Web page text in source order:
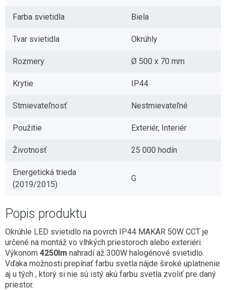
Farba svietidla Biela
Tvar svietidla Okrúhly
Rozmery Ø 500 x 70 mm
Krytie IP44
Stmievateľnosť Nestmievateľné
Použitie Exteriér, Interiér
Životnosť 25 000 hodín
Energetická trieda
(2019/2015)
G
Popis produktu
Okrúhle LED svietidlo na povrch IP44 MAKAR 50W CCT je
určené na montáž vo vlhkých priestoroch alebo exteriéri.
Výkonom 4250lm nahradí až 300W halogénové svietidlo.
Vďaka možnosti prepínať farbu svetla nájde široké uplatnenie
aj u tých , ktorý si nie sú istý akú farbu svetla zvoliť pre daný
priestor.